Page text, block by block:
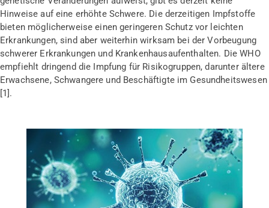
Hinweise auf eine erhöhte Schwere. Die derzeitigen Impfstoffe
bieten möglicherweise einen geringeren Schutz vor leichten
Erkrankungen, sind aber weiterhin wirksam bei der Vorbeugung
schwerer Erkrankungen und Krankenhausaufenthalten. Die WHO
empfiehlt dringend die Impfung für Risikogruppen, darunter ältere
Erwachsene, Schwangere und Beschäftigte im Gesundheitswesen
[1].